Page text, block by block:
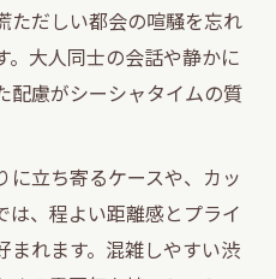
シーシャの魅力とは
スできる神泉エリアの
る神泉のシーシャ空間
重視するならシーシャ
楽しむシーシャの心地
ただしい都会の喧騒を忘れ
。大人同士の会話や静かに
配慮がシーシャタイムの質
に立ち寄るケースや、カッ
は、程よい距離感とプライ
まれます。混雑しやすい渋